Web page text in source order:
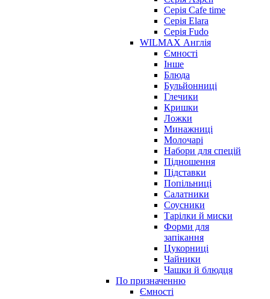
Серія Cafe time
Серія Elara
Серія Fudo
WILMAX Англія
Ємності
Інше
Блюда
Бульйонниці
Глечики
Кришки
Ложки
Минажниці
Молочарі
Набори для спецій
Підношення
Підставки
Попільниці
Салатники
Соусники
Тарілки й миски
Форми для
запікання
Цукорниці
Чайники
Чашки й блюдця
По призначенню
Ємності